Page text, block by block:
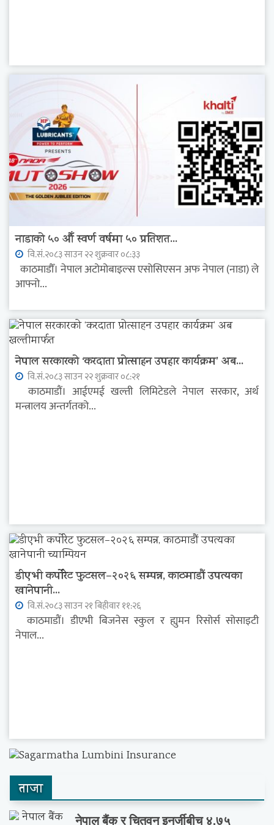
नाडाको ५० औँ स्वर्ण वर्षमा ५० प्रतिशत...
वि.सं.२०८३ साउन २२ शुक्रवार ०८:३३
काठमाडौँ। नेपाल अटोमोबाइल्स एसोसिएसन अफ नेपाल (नाडा) ले
आफ्नो...
नेपाल सरकारको ‘करदाता प्रोत्साहन उपहार कार्यक्रम’ अब...
वि.सं.२०८३ साउन २२ शुक्रवार ०८:२१
काठमाडौं। आईएमई खल्ती लिमिटेडले नेपाल सरकार, अर्थ
मन्त्रालय अन्तर्गतको...
डीएभी कर्पोरेट फुटसल–२०२६ सम्पन्न, काठमाडौं उपत्यका
खानेपानी...
वि.सं.२०८३ साउन २१ बिहीवार ११:२६
काठमाडौं। डीएभी बिजनेस स्कुल र ह्युमन रिसोर्स सोसाइटी
नेपाल...
ताजा
नेपाल बैंक र चितवन इनर्जीबीच ४.७५